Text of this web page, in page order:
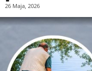
26 Maja, 2026